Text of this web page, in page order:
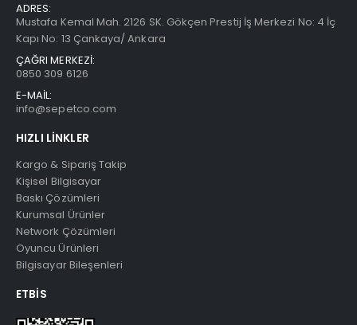
ADRES:
Mustafa Kemal Mah. 2126 SK. Gökçen Prestij İş Merkezi No: 4 İç
Kapı No: 13 Çankaya/ Ankara
ÇAĞRI MERKEZİ:
0850 309 6126
E-MAİL:
info@sepetco.com
HIZLI LINKLER
Kargo & Sipariş Takip
Kişisel Bilgisayar
Baskı Çözümleri
Kurumsal Ürünler
Network Çözümleri
Oyuncu Ürünleri
Bilgisayar Bileşenleri
ETBIS